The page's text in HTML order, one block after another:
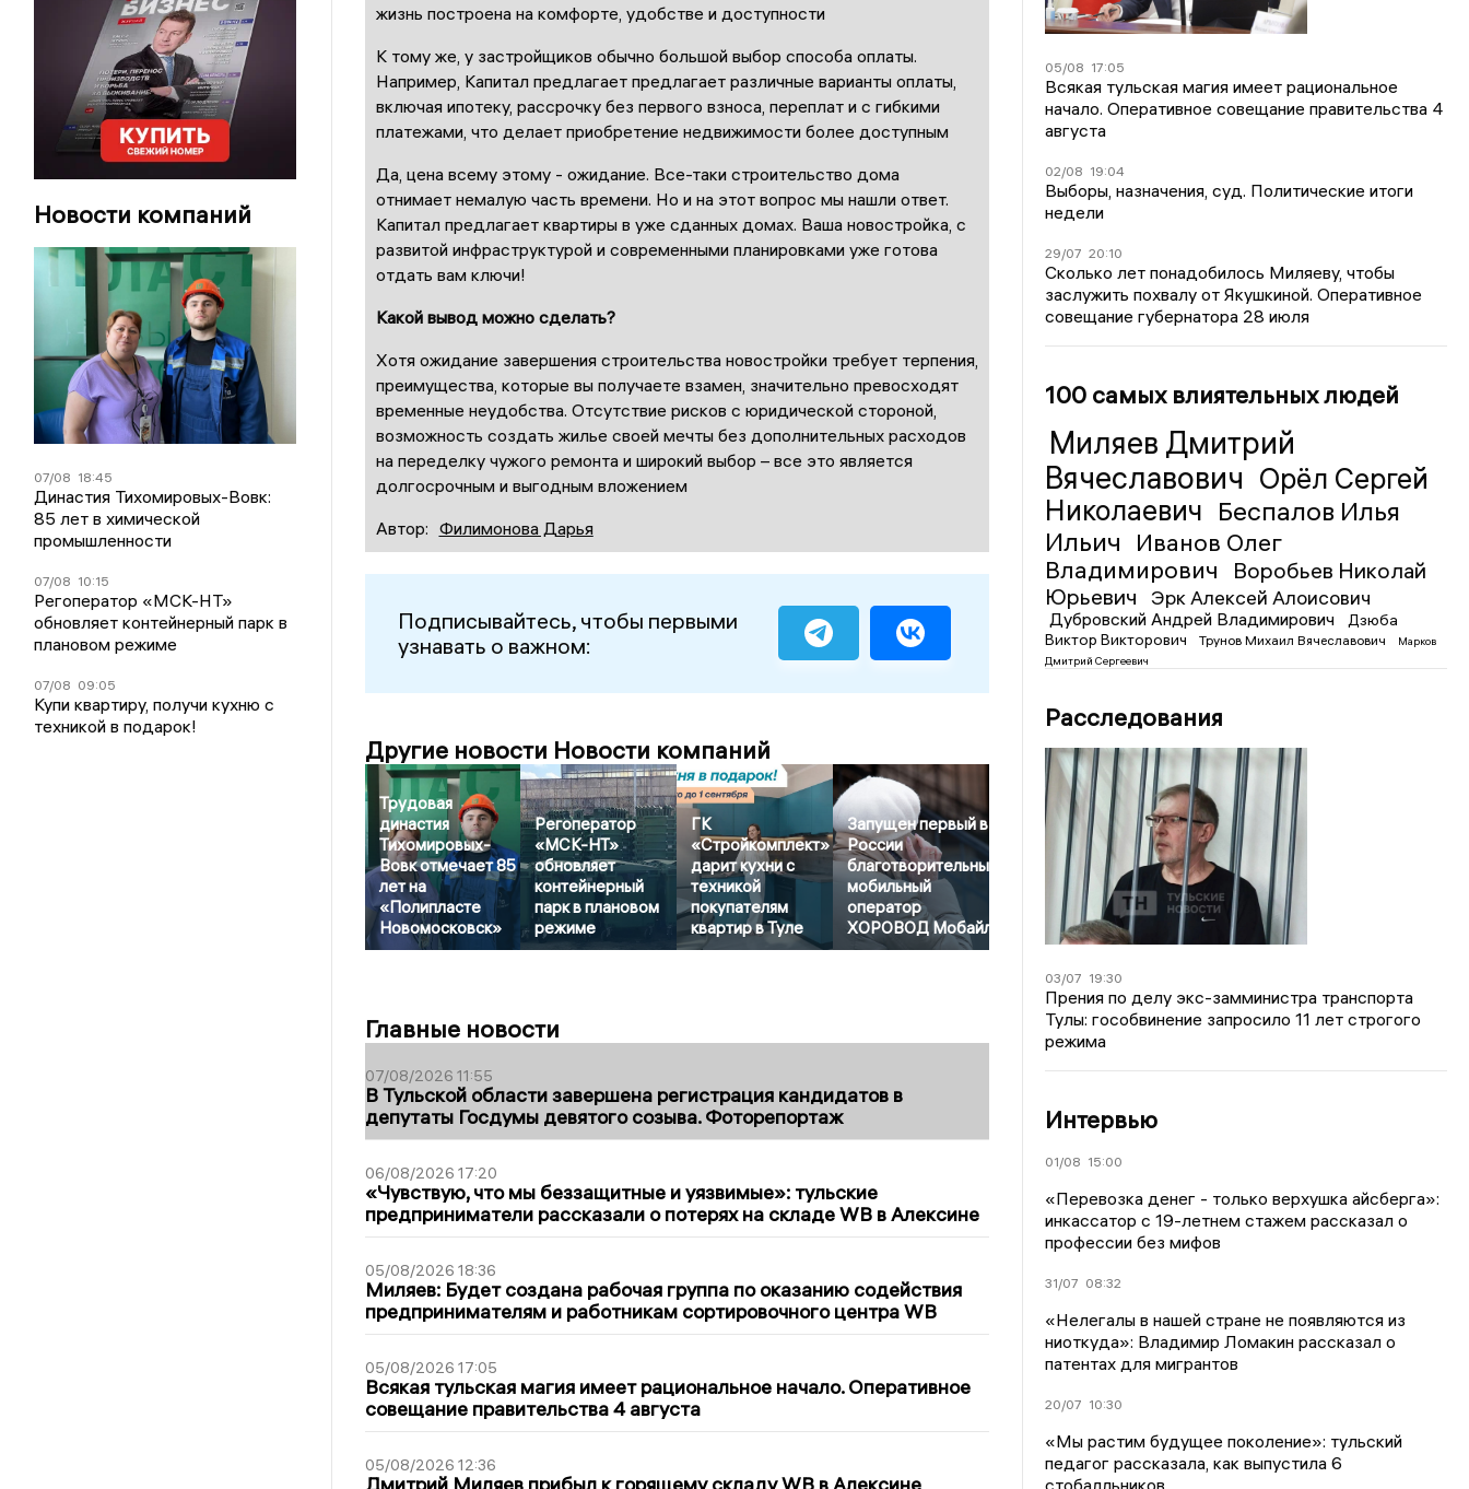
Новости компаний
07/08 18:45
Династия Тихомировых-Вовк:
85 лет в химической
промышленности
07/08 10:15
Регоператор «МСК-НТ»
обновляет контейнерный парк в
плановом режиме
07/08 09:05
Купи квартиру, получи кухню с
техникой в подарок!
жизнь построена на комфорте, удобстве и доступности
К тому же, у застройщиков обычно большой выбор способа оплаты.
Например, Капитал предлагает предлагает различные варианты оплаты,
включая ипотеку, рассрочку без первого взноса, переплат и с гибкими
платежами, что делает приобретение недвижимости более доступным
Да, цена всему этому - ожидание. Все-таки строительство дома
отнимает немалую часть времени. Но и на этот вопрос мы нашли ответ.
Капитал предлагает квартиры в уже сданных домах. Ваша новостройка, с
развитой инфраструктурой и современными планировками уже готова
отдать вам ключи!
Какой вывод можно сделать?
Хотя ожидание завершения строительства новостройки требует терпения,
преимущества, которые вы получаете взамен, значительно превосходят
временные неудобства. Отсутствие рисков с юридической стороной,
возможность создать жилье своей мечты без дополнительных расходов
на переделку чужого ремонта и широкий выбор – все это является
долгосрочным и выгодным вложением
Автор: Филимонова Дарья
Подписывайтесь, чтобы первыми
узнавать о важном:
Другие новости Новости компаний
Трудовая
династия
Тихомировых-
Вовк отмечает 85
лет на
«Полипласте
Новомосковск»
Регоператор
«МСК-НТ»
обновляет
контейнерный
парк в плановом
режиме
ГК
«Стройкомплект»
дарит кухни с
техникой
покупателям
квартир в Туле
Запущен первый в
России
благотворительный
мобильный
оператор
ХОРОВОД Мобайл
Главные новости
07/08/2026 11:55
В Тульской области завершена регистрация кандидатов в
депутаты Госдумы девятого созыва. Фоторепортаж
06/08/2026 17:20
«Чувствую, что мы беззащитные и уязвимые»: тульские
предприниматели рассказали о потерях на складе WB в Алексине
05/08/2026 18:36
Миляев: Будет создана рабочая группа по оказанию содействия
предпринимателям и работникам сортировочного центра WB
05/08/2026 17:05
Всякая тульская магия имеет рациональное начало. Оперативное
совещание правительства 4 августа
05/08/2026 12:36
05/08 17:05
Всякая тульская магия имеет рациональное
начало. Оперативное совещание правительства 4
августа
02/08 19:04
Выборы, назначения, суд. Политические итоги
недели
29/07 20:10
Сколько лет понадобилось Миляеву, чтобы
заслужить похвалу от Якушкиной. Оперативное
совещание губернатора 28 июля
100 самых влиятельных людей
Миляев Дмитрий
Вячеславович Орёл Сергей
Николаевич Беспалов Илья
Ильич
Иванов Олег
Владимирович
Воробьев Николай
Юрьевич
Эрк Алексей Алоисович
Дубровский Андрей Владимирович
Дзюба
Виктор Викторович
Трунов Михаил Вячеславович
Марков
Дмитрий Сергеевич
Расследования
03/07 19:30
Прения по делу экс-замминистра транспорта
Тулы: гособвинение запросило 11 лет строгого
режима
Интервью
01/08 15:00
«Перевозка денег - только верхушка айсберга»:
инкассатор с 19-летнем стажем рассказал о
профессии без мифов
31/07 08:32
«Нелегалы в нашей стране не появляются из
ниоткуда»: Владимир Ломакин рассказал о
патентах для мигрантов
20/07 10:30
«Мы растим будущее поколение»: тульский
педагог рассказала, как выпустила 6
стобалльников